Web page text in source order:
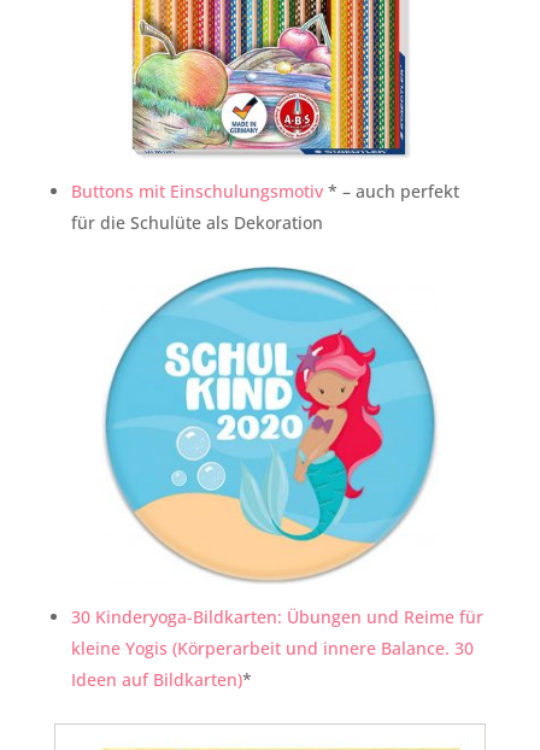
Buttons mit Einschulungsmotiv* – auch perfekt
für die Schulüte als Dekoration
30 Kinderyoga-Bildkarten: Übungen und Reime für
kleine Yogis (Körperarbeit und innere Balance. 30
Ideen auf Bildkarten)*